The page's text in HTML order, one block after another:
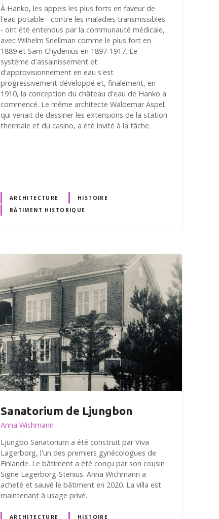
À Hanko, les appels les plus forts en faveur de
l'eau potable - contre les maladies transmissibles
- ont été entendus par la communauté médicale,
avec Wilhelm Snellman comme le plus fort en
1889 et Sam Chydenius en 1897-1917. Le
système d'assainissement et
d'approvisionnement en eau s'est
progressivement développé et, finalement, en
1910, la conception du château d'eau de Hanko a
commencé. Le même architecte Waldemar Aspel,
qui venait de dessiner les extensions de la station
thermale et du casino, a été invité à la tâche.
ARCHITECTURE
HISTOIRE
BÂTIMENT HISTORIQUE
Sanatorium de Ljungbon
Anna Wichmann
Ljungbo Sanatorium a été construit par Viva
Lagerborg, l'un des premiers gynécologues de
Finlande. Le bâtiment a été conçu par son cousin
Signe Lagerborg-Stenius. Anna Wichmann a
acheté et sauvé le bâtiment en 2020. La villa est
maintenant à usage privé.
ARCHITECTURE
HISTOIRE